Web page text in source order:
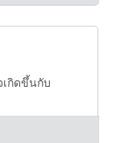
เกิดขึ้นกับ